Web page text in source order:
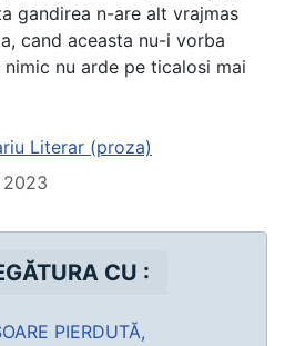
gandirea n-are alt vrajmas
cand aceasta nu-i vorba
nu arde pe ticalosi mai
Literar (proza)
CU :
PIERDUTĂ,